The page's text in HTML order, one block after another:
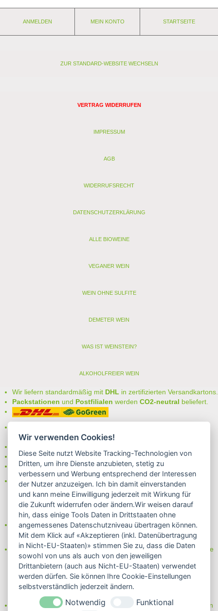
ANMELDEN MEIN KONTO STARTSEITE
ZUR STANDARD-WEBSITE WECHSELN
VERTRAG WIDERRUFEN
IMPRESSUM
AGB
WIDERRUFSRECHT
DATENSCHUTZERKLÄRUNG
ALLE BIOWEINE
VEGANER WEIN
WEIN OHNE SULFITE
DEMETER WEIN
WAS IST WEINSTEIN?
ALKOHOLFREIER WEIN
Wir liefern standardmäßig mit DHL in zertifizierten Versandkartons.
Packstationen und Postfilialen werden CO2-neutral beliefert.
auswählen:
- Rechnung
- Lastschrift/Bankeinzug
Das Internetsiegel "GEPRÜFTER SHOP – Sicher einkaufen":
Partner von:
Wine in Moderation - bewußt genießen
Erfahren Sie mehr über Biowein in unserem Blog oder Folgen Sie
uns!
Blog
Facebook
Instagram
Neben einem ausgesuchten Sortiment an Biowein, Biospirituosen
Wir verwenden Cookies!
Diese Seite nutzt Website Tracking-Technologien von
Dritten, um ihre Dienste anzubieten, stetig zu
verbessern und Werbung entsprechend der Interessen
der Nutzer anzuzeigen. Ich bin damit einverstanden
und kann meine Einwilligung jederzeit mit Wirkung für
die Zukunft widerrufen oder ändern.Wir weisen darauf
hin, dass einige Tools Daten in Drittstaaten ohne
angemessenes Datenschutzniveau übertragen können.
Mit dem Klick auf «Akzeptieren (inkl. Datenübertragung
in Nicht-EU-Staaten)» stimmen Sie zu, dass die Daten
sowohl von uns als auch von den jeweiligen
Drittanbietern (auch aus Nicht-EU-Staaten) verwendet
werden dürfen. Sie können Ihre Cookie-Einstellungen
selbstverständlich jederzeit ändern.
Notwendig Funktional